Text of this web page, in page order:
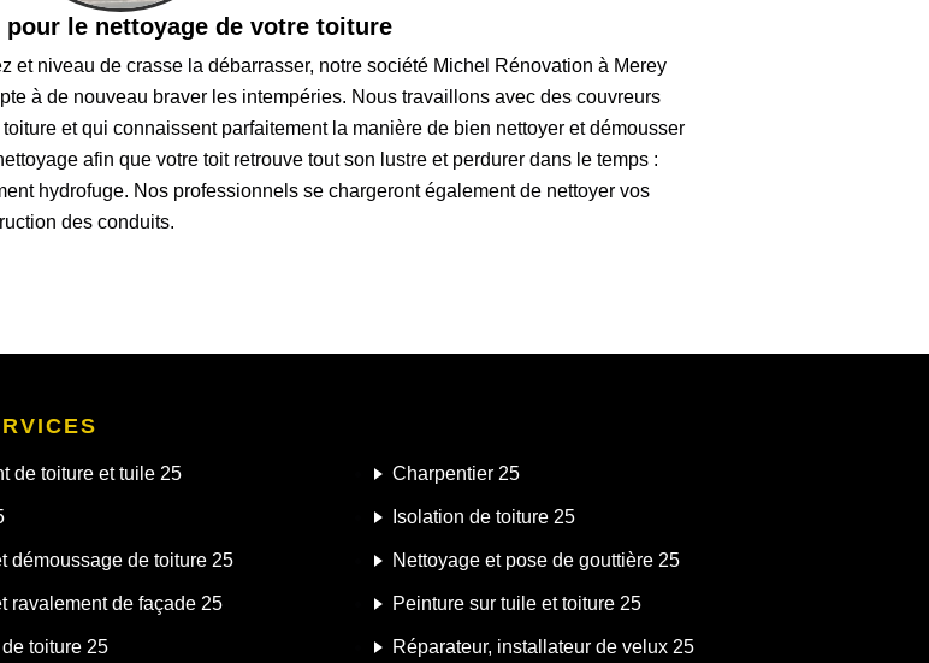
le nettoyage de votre toiture
et niveau de crasse la débarrasser, notre société Michel Rénovation à Merey
à de nouveau braver les intempéries. Nous travaillons avec des couvreurs
et qui connaissent parfaitement la manière de bien nettoyer et démousser
afin que votre toit retrouve tout son lustre et perdurer dans le temps :
hydrofuge. Nos professionnels se chargeront également de nettoyer vos
des conduits.
de toiture et tuile 25 Charpentier 25
Isolation de toiture 25
démoussage de toiture 25 Nettoyage et pose de gouttière 25
ravalement de façade 25 Peinture sur tuile et toiture 25
toiture 25 Réparateur, installateur de velux 25